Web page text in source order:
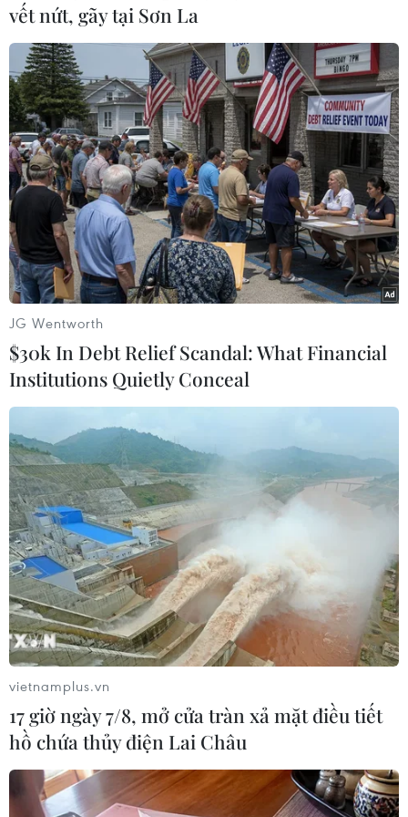
Theo dõi VietnamPlus
TIN LIÊN QUAN
Thượng đỉnh Mỹ-ASEAN: Cơ hội thúc đẩy
Mỹ phê chuẩn UNCLOS
09/05/2022 07:26
Việc phê chuẩn UNCLOS sẽ giúp Mỹ có thêm đòn bẩy
trong việc kêu gọi các quốc gia khác hành động tương
tự. Hải quân của Mỹ đa phần tuân theo những quy tắc
hàng hải mà UNCLOS đưa ra.
vết nứt, gãy tại Sơn La
JG Wentworth
$30k In Debt Relief Scandal: What Financial
Institutions Quietly Conceal
vietnamplus.vn
17 giờ ngày 7/8, mở cửa tràn xả mặt điều tiết
hồ chứa thủy điện Lai Châu